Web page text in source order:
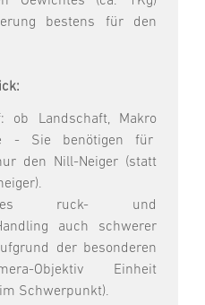
bestens für den
ob Landschaft, Makro
- Sie benötigen für
den Nill-Neiger (statt
ruck- und
auch schwerer
der besonderen
Objektiv Einheit
Schwerpunkt).